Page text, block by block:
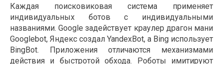
Каждая поисковиковая система применяет
индивидуальных ботов с индивидуальными
названиями. Google задействует краулер драгон мани
Googlebot, Яндекс создал YandexBot, а Bing использует
BingBot. Приложения отличаются механизмами
действия и быстротой обхода. Роботы имитируют